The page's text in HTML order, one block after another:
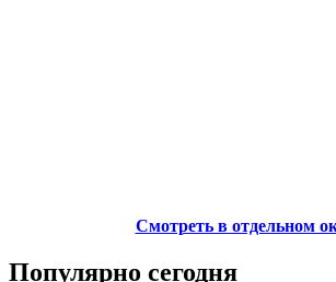
Смотреть в отдельном
Популярно сегодня